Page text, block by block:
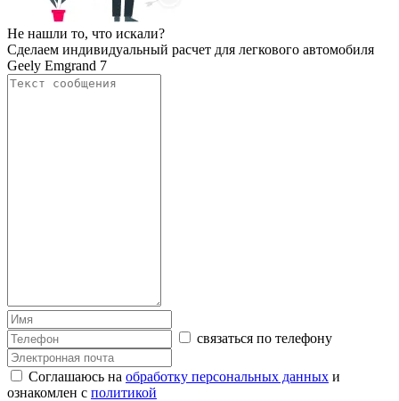
Не нашли то, что искали?
Сделаем индивидуальный расчет для легкового автомобиля
Geely Emgrand 7
связаться по телефону
Соглашаюсь на обработку персональных данных и
ознакомлен с политикой